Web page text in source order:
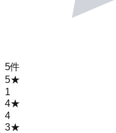
5件
5★
1
4★
4
3★